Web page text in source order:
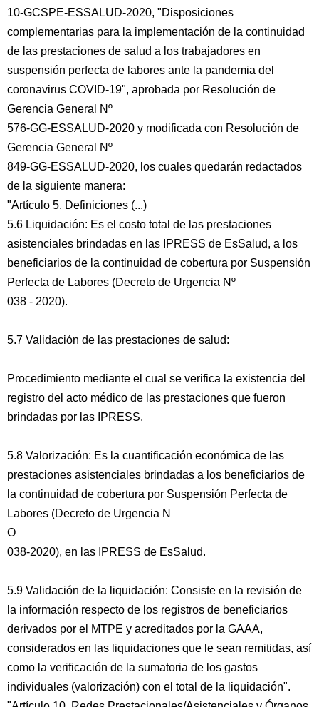
10-GCSPE-ESSALUD-2020, "Disposiciones
complementarias para la implementación de la continuidad
de las prestaciones de salud a los trabajadores en
suspensión perfecta de labores ante la pandemia del
coronavirus COVID-19", aprobada por Resolución de
Gerencia General Nº
576-GG-ESSALUD-2020 y modificada con Resolución de
Gerencia General Nº
849-GG-ESSALUD-2020, los cuales quedarán redactados
de la siguiente manera:
"Artículo 5. Definiciones (...)
5.6 Liquidación: Es el costo total de las prestaciones
asistenciales brindadas en las IPRESS de EsSalud, a los
beneficiarios de la continuidad de cobertura por Suspensión
Perfecta de Labores (Decreto de Urgencia Nº
038 - 2020).
5.7 Validación de las prestaciones de salud:
Procedimiento mediante el cual se verifica la existencia del
registro del acto médico de las prestaciones que fueron
brindadas por las IPRESS.
5.8 Valorización: Es la cuantificación económica de las
prestaciones asistenciales brindadas a los beneficiarios de
la continuidad de cobertura por Suspensión Perfecta de
Labores (Decreto de Urgencia N
O
038-2020), en las IPRESS de EsSalud.
5.9 Validación de la liquidación: Consiste en la revisión de
la información respecto de los registros de beneficiarios
derivados por el MTPE y acreditados por la GAAA,
considerados en las liquidaciones que le sean remitidas, así
como la verificación de la sumatoria de los gastos
individuales (valorización) con el total de la liquidación".